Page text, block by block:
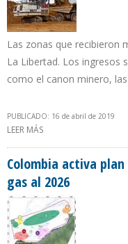
Las zonas que recibieron
La Libertad. Los ingresos
como el canon minero,
PUBLICADO: 16 de abril de 2019
LEER MÁS
Colombia activa
gas al 2026